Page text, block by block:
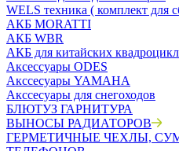
WELS техника ( комплект для
АКБ MORATTI
АКБ WBR
АКБ для китайских
Аксессуары ODES
Акссесуары YAMAHA
Акссесуары для снегоходов
БЛЮТУЗ ГАРНИТУРА
ВЫНОСЫ РАДИАТОРОВ
ГЕРМЕТИЧНЫЕ ЧЕХЛЫ,